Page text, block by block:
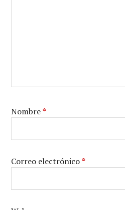
Nombre*
Correo electrónico*